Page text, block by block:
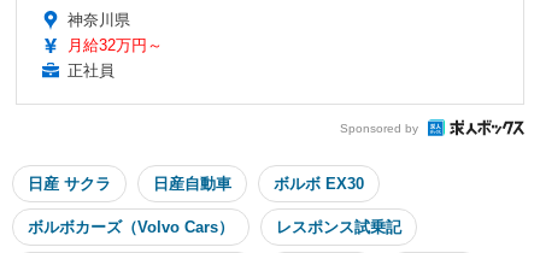
神奈川県
月給32万円～
正社員
Sponsored by
日産 サクラ 日産自動車 ボルボ EX30
ボルボカーズ（Volvo Cars） レスポンス試乗記